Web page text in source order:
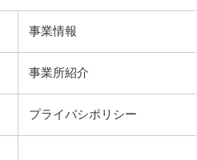
事業情報
事業所紹介
プライバシポリシー